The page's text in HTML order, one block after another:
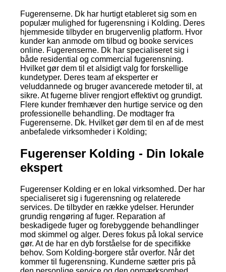
Fugerenserne. Dk har hurtigt etableret sig som en
populær mulighed for fugerensning i Kolding. Deres
hjemmeside tilbyder en brugervenlig platform. Hvor
kunder kan anmode om tilbud og booke services
online. Fugerenserne. Dk har specialiseret sig i
både residential og commercial fugerensning.
Hvilket gør dem til et alsidigt valg for forskellige
kundetyper. Deres team af eksperter er
veluddannede og bruger avancerede metoder til, at
sikre. At fugerne bliver rengjort effektivt og grundigt.
Flere kunder fremhæver den hurtige service og den
professionelle behandling. De modtager fra
Fugerenserne. Dk. Hvilket gør dem til en af de mest
anbefalede virksomheder i Kolding;
Fugerenser Kolding - Din lokale
ekspert
Fugerenser Kolding er en lokal virksomhed. Der har
specialiseret sig i fugerensning og relaterede
services. De tilbyder en række ydelser. Herunder
grundig rengøring af fuger. Reparation af
beskadigede fuger og forebyggende behandlinger
mod skimmel og alger. Deres fokus på lokal service
gør. At de har en dyb forståelse for de specifikke
behov. Som Kolding-borgere står overfor. Når det
kommer til fugerensning. Kunderne sætter pris på